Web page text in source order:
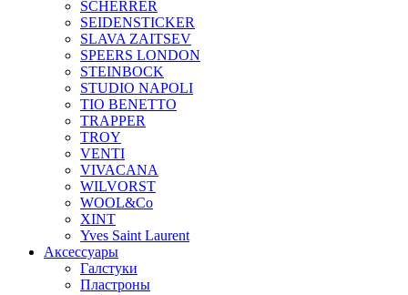
SCHERRER
SEIDENSTICKER
SLAVA ZAITSEV
SPEERS LONDON
STEINBOCK
STUDIO NAPOLI
TIO BENETTO
TRAPPER
TROY
VENTI
VIVACANA
WILVORST
WOOL&Co
XINT
Yves Saint Laurent
Аксессуары
Галстуки
Пластроны